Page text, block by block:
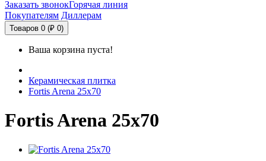
Заказать звонокГорячая линия
Покупателям Диллерам
Товаров 0 (₽ 0)
Ваша корзина пуста!
Керамическая плитка
Fortis Arena 25x70
Fortis Arena 25x70